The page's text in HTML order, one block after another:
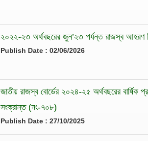
২০২২-২৩ অর্থবছরের জুন’২৩ পর্যন্ত রাজস্ব আহরণ
Publish Date : 02/06/2026
জাতীয় রাজস্ব বোর্ডের ২০২৪-২৫ অর্থবছরের
সংক্রান্ত (নং-৭০৮)
Publish Date : 27/10/2025